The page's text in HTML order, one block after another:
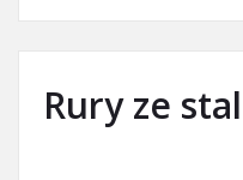
Rury ze